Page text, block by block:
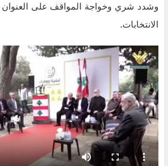
وشدد شري وخواجة المواقف على العنوان
الانتخابات.